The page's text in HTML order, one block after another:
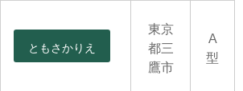
ともさかりえ
東京
都三
鷹市
A
型